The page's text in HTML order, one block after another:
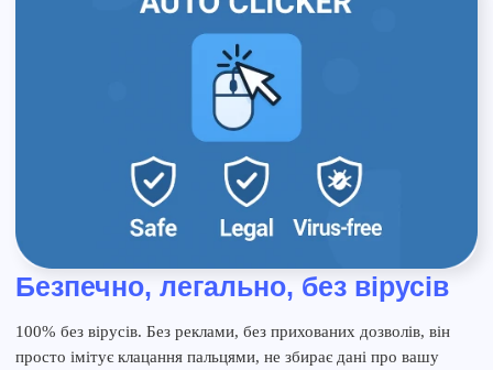
Безпечно, легально, без вірусів
100% без вірусів. Без реклами, без прихованих дозволів, він
просто імітує клацання пальцями, не збирає дані про вашу